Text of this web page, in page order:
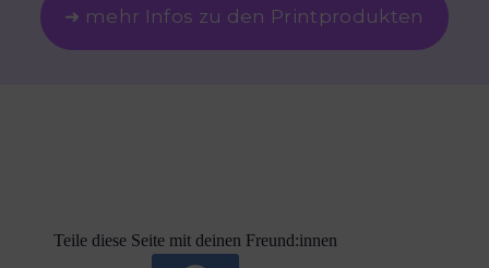
➜ mehr Infos zu den Printprodukten
Teile diese Seite mit deinen Freund:innen